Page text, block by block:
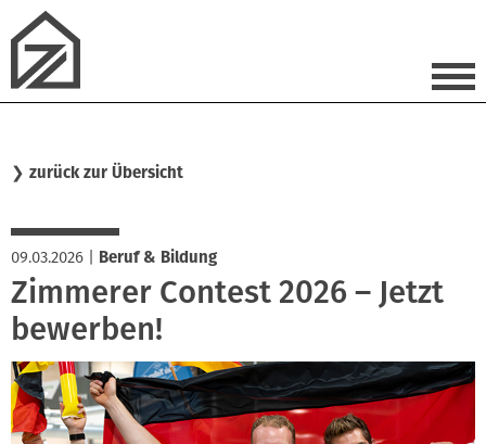
❯ zurück zur Übersicht
09.03.2026 Beruf & Bildung
Zimmerer Contest 2026 – Jetzt
bewerben!